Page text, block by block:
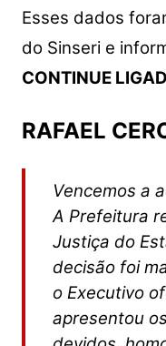
Esses dados
do Sinseri e
CONTINUE
RAFAEL
Vencemos a
A Prefeitura
Justiça do
decisão foi
o Executivo
apresentou